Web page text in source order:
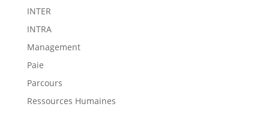
INTER
INTRA
Management
Paie
Parcours
Ressources Humaines